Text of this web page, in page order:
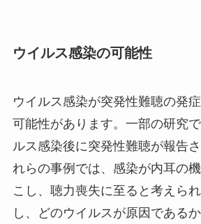
ウイルス感染の可能性
ウイルス感染が突発性難聴の発
可能性があります。一部の研究
ルス感染後に突発性難聴が報告
れらの事例では、感染が内耳の
こし、聴力喪失に至ると考えら
し、どのウイルスが原因である